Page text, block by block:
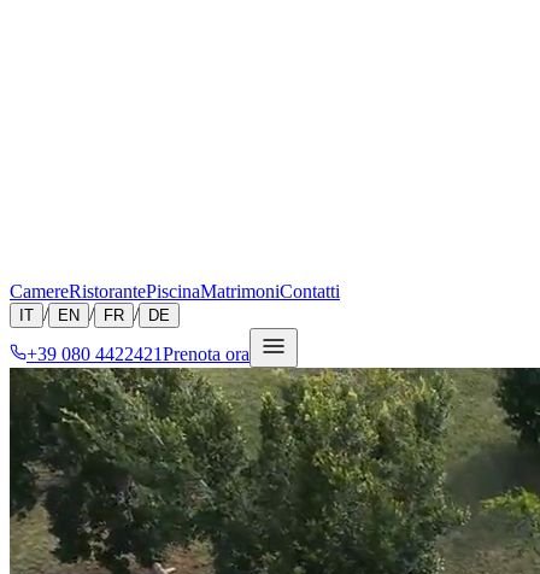
CamereRistorantePiscinaMatrimoniContatti
IT / EN / FR / DE
+39 080 4422421Prenota ora